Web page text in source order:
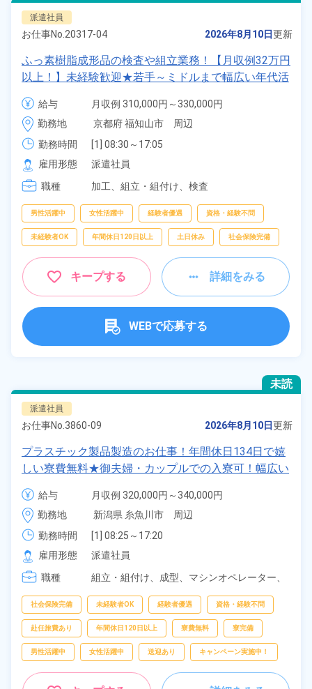
派遣社員
お仕事No. 20317-04 2026年8月10日更新
ふっ素樹脂成形品の検査や組立業務！【月収例32万円
以上！】未経験歓迎★若手～ミドルまで幅広い年代活
躍中！正社員登用のチャンス♪日払いOK！年間休日
123日！《京都府福知山市》
給与
月収例 310,000円～330,000円
時給 1,400円～1,400円
勤務地
京都府 福知山市　周辺
勤務時間
[1] 08:30～17:05
[2] 20:30～05:05
雇用形態
派遣社員
職種
加工、 組立・組付け、 検査
男性活躍中 女性活躍中 経験者優遇 資格・経験不問
未経験者OK 年間休日120日以上 土日休み 社会保険完備
キープする 詳細をみる
WEBで応募する
未読
派遣社員
お仕事No. 3860-09 2026年8月10日更新
プラスチック製品製造のお仕事！年間休日134日で嬉
しい寮費無料★御夫婦・カップルでの入寮可！幅広い
年齢の男女活躍中！高時給1,400円！マイカー・バイ
ク・自転車通勤可！寮から無料送迎もあり！正社員登
用制度あり！《新潟県糸魚川市》
給与
月収例 320,000円～340,000円
時給 1,400円～1,400円
勤務地
新潟県 糸魚川市　周辺
勤務時間
[1] 08:25～17:20
[2] 20:30～05:45
雇用形態
派遣社員
職種
組立・組付け、 成型、 マシンオペレーター、
梱包
社会保険完備 未経験者OK 経験者優遇 資格・経験不問
赴任旅費あり 年間休日120日以上 寮費無料 寮完備
男性活躍中 女性活躍中 送迎あり キャンペーン実施中！